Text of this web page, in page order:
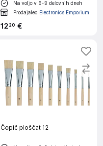
Na voljo v 6-9 delovnih dneh
Prodajalec Electronics Emporium
12 20 €
Čopič ploščat 12